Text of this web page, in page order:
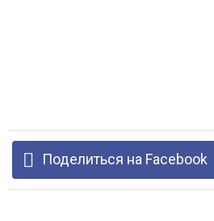
Поделиться на Facebook